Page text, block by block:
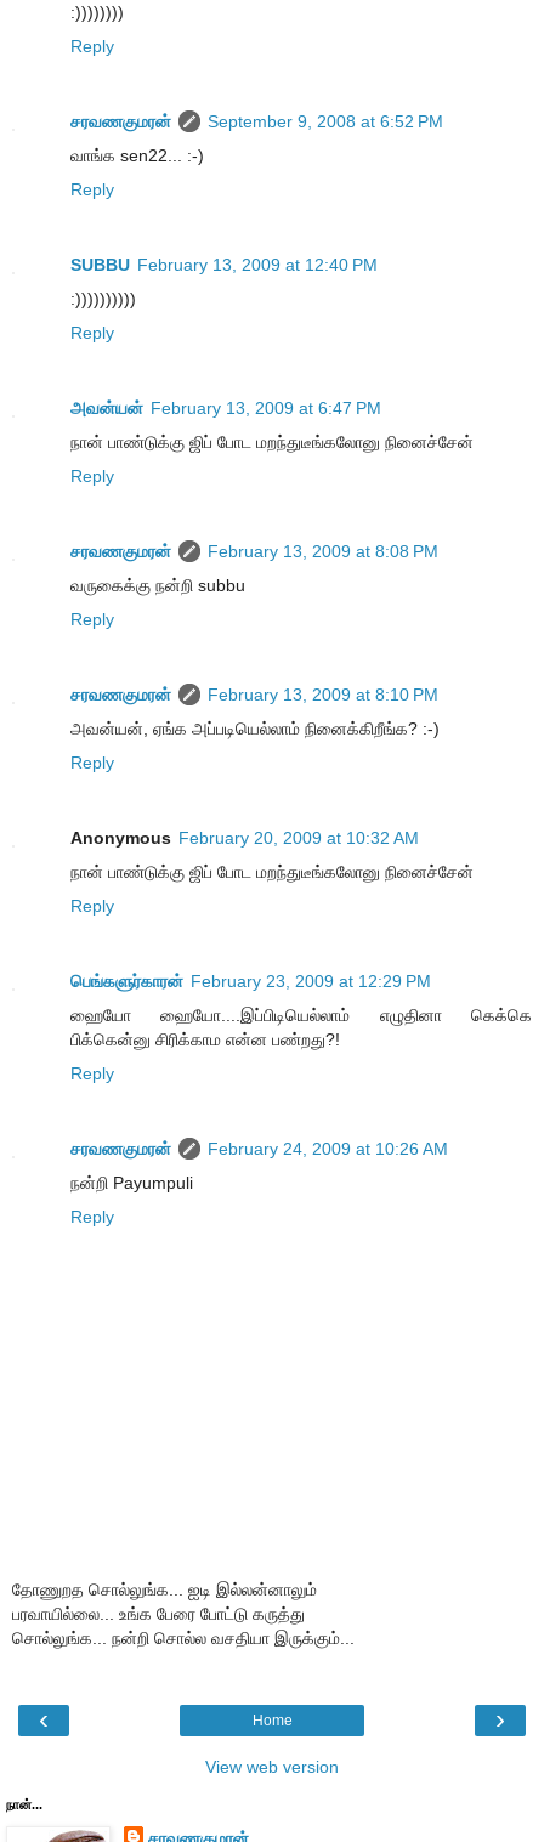
:))))))))
Reply
சரவணகுமரன்
September 9, 2008 at 6:52 PM
வாங்க sen22... :-)
Reply
SUBBU February 13, 2009 at 12:40 PM
:))))))))))
Reply
அவன்யன் February 13, 2009 at 6:47 PM
நான் பாண்டுக்கு ஜிப் போட மறந்துடீங்கலோனு நினைச்சேன்
Reply
சரவணகுமரன்
February 13, 2009 at 8:08 PM
வருகைக்கு நன்றி subbu
Reply
சரவணகுமரன்
February 13, 2009 at 8:10 PM
அவன்யன், ஏங்க அப்படியெல்லாம் நினைக்கிறீங்க? :-)
Reply
Anonymous February 20, 2009 at 10:32 AM
நான் பாண்டுக்கு ஜிப் போட மறந்துடீங்கலோனு நினைச்சேன்
Reply
பெங்களுர்காரன் February 23, 2009 at 12:29 PM
ஹையோ ஹையோ....இப்பிடியெல்லாம் எழுதினா கெக்கெ
பிக்கென்னு சிரிக்காம‌ என்ன‌ ப‌ண்ற‌து?!
Reply
சரவணகுமரன்
February 24, 2009 at 10:26 AM
நன்றி Payumpuli
Reply
தோணுறத சொல்லுங்க... ஐடி இல்லன்னாலும்
பரவாயில்லை... உங்க பேரை போட்டு கருத்து
சொல்லுங்க... நன்றி சொல்ல வசதியா இருக்கும்...
‹ ›
Home
View web version
நான்...